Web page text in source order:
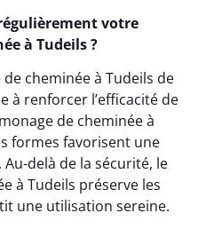
votre
à Tudeils ?
cheminée à Tudeils de
à renforcer l’efficacité de
de cheminée à
formes favorisent une
delà de la sécurité, le
à Tudeils préserve les
une utilisation sereine.